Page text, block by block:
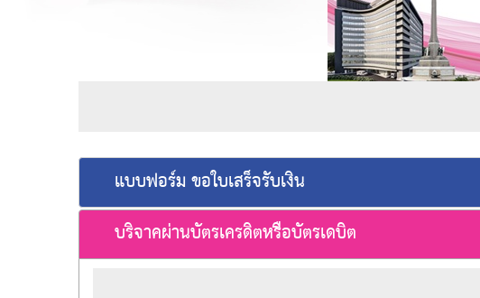
แบบฟอร์ม ขอใบเสร็จรับเงิน
บริจาคผ่านบัตรเครดิตหรือบัตรเดบิต